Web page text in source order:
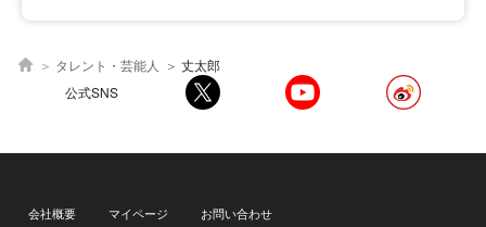
タレント・芸能人
丈太郎
公式SNS
会社概要 マイページ
お問い合わせ